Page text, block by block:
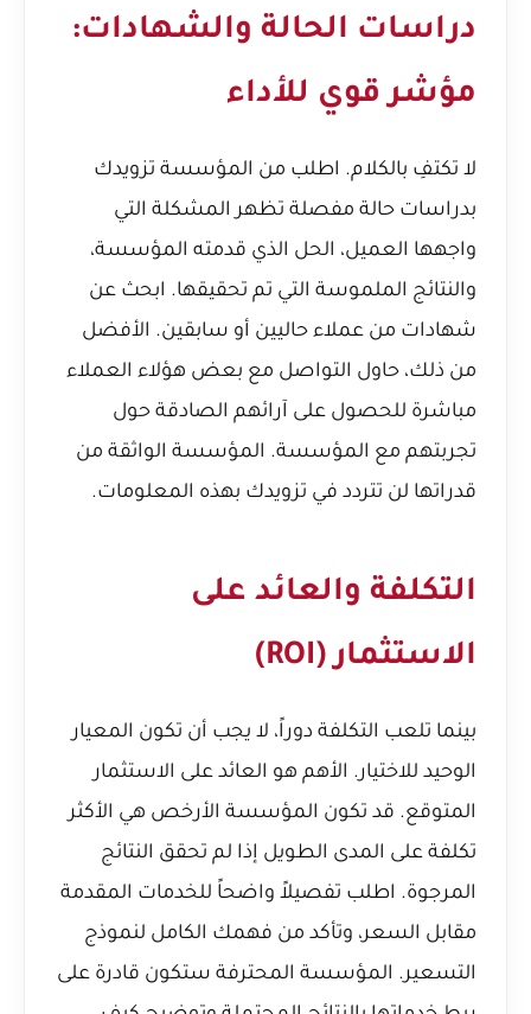
دراسات الحالة والشهادات:
مؤشر قوي للأداء
لا تكتفِ بالكلام. اطلب من المؤسسة تزويدك
بدراسات حالة مفصلة تظهر المشكلة التي
واجهها العميل، الحل الذي قدمته المؤسسة،
والنتائج الملموسة التي تم تحقيقها. ابحث عن
شهادات من عملاء حاليين أو سابقين. الأفضل
من ذلك، حاول التواصل مع بعض هؤلاء العملاء
مباشرة للحصول على آرائهم الصادقة حول
تجربتهم مع المؤسسة. المؤسسة الواثقة من
قدراتها لن تتردد في تزويدك بهذه المعلومات.
التكلفة والعائد على
الاستثمار (ROI)
بينما تلعب التكلفة دوراً، لا يجب أن تكون المعيار
الوحيد للاختيار. الأهم هو العائد على الاستثمار
المتوقع. قد تكون المؤسسة الأرخص هي الأكثر
تكلفة على المدى الطويل إذا لم تحقق النتائج
المرجوة. اطلب تفصيلاً واضحاً للخدمات المقدمة
مقابل السعر، وتأكد من فهمك الكامل لنموذج
التسعير. المؤسسة المحترفة ستكون قادرة على